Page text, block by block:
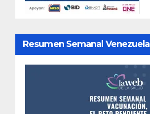
Resumen Semanal Venezuela